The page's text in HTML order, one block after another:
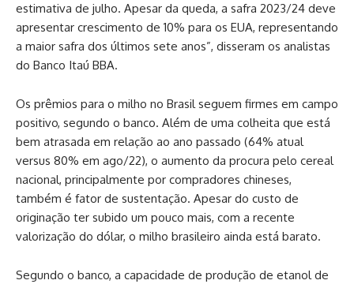
estimativa de julho. Apesar da queda, a safra 2023/24 deve
apresentar crescimento de 10% para os EUA, representando
a maior safra dos últimos sete anos”, disseram os analistas
do Banco Itaú BBA.
Os prêmios para o milho no Brasil seguem firmes em campo
positivo, segundo o banco. Além de uma colheita que está
bem atrasada em relação ao ano passado (64% atual
versus 80% em ago/22), o aumento da procura pelo cereal
nacional, principalmente por compradores chineses,
também é fator de sustentação. Apesar do custo de
originação ter subido um pouco mais, com a recente
valorização do dólar, o milho brasileiro ainda está barato.
Segundo o banco, a capacidade de produção de etanol de